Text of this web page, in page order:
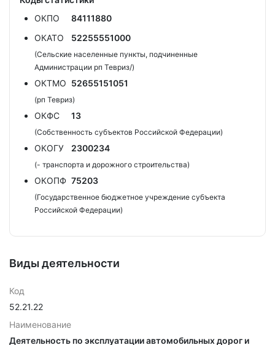
ОКПО
84111880
ОКАТО
52255551000
(Сельские населенные пункты, подчиненные
Администрации рп Тевриз/)
ОКТМО 52655151051
(рп Тевриз)
ОКФС 13
(Собственность субъектов Российской Федерации)
ОКОГУ 2300234
(- транспорта и дорожного строительства)
ОКОПФ 75203
(Государственное бюджетное учреждение субъекта
Российской Федерации)
Виды деятельности
Код
52.21.22
Наименование
Деятельность по эксплуатации автомобильных дорог и